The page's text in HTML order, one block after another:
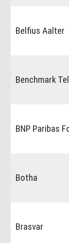
Belfius Aalter
Benchmark
BNP Paribas
Botha
Brasvar